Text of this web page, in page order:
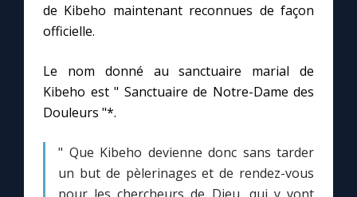
de Kibeho maintenant reconnues de façon
officielle.
Le nom donné au sanctuaire marial de
Kibeho est " Sanctuaire de Notre-Dame des
Douleurs "*.
" Que Kibeho devienne donc sans tarder
un but de pèlerinages et de rendez-vous